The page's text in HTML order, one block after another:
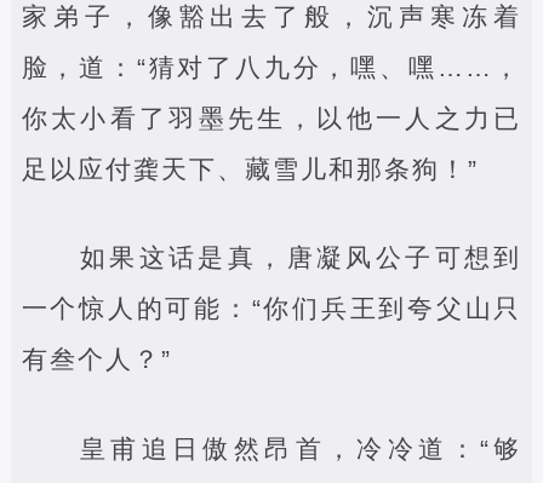
家弟子，像豁出去了般，沉声寒冻着
脸，道：“猜对了八九分，嘿、嘿……，
你太小看了羽墨先生，以他一人之力已
足以应付龚天下、藏雪儿和那条狗！”
如果这话是真，唐凝风公子可想到
一个惊人的可能：“你们兵王到夸父山只
有叁个人？”
皇甫追日傲然昂首，冷冷道：“够